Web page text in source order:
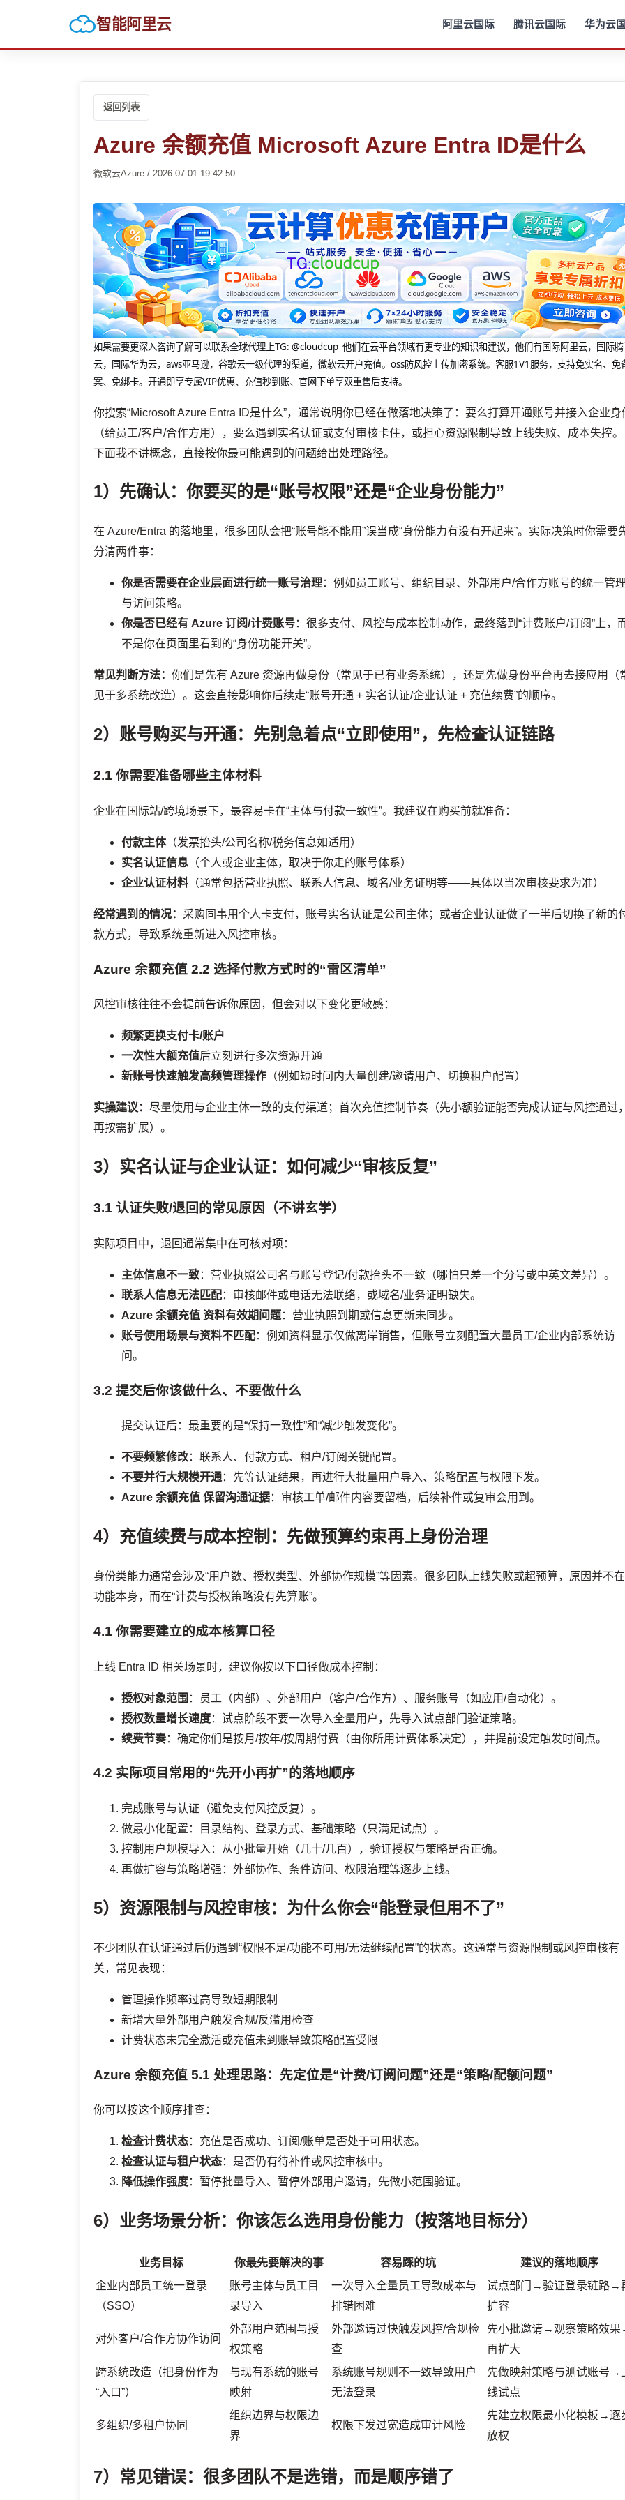
智能阿里云 阿里云国际 腾讯云国际 华为云
返回列表
Azure 余额充值 Microsoft Azure Entra ID是什么
微软云Azure / 2026-07-01 19:42:50
如果需要更深入咨询了解可以联系全球代理上TG: @cloudcup 他们在云平台领域有更专业的知识和建议，他们有国际阿里云，国际
云，国际华为云，aws亚马逊，谷歌云一级代理的渠道，微软云开户充值。oss防风控上传加密系统。客服1V1服务，支持免实名、免
案、免绑卡。开通即享专属VIP优惠、充值秒到账、官网下单享双重售后支持。
你搜索“Microsoft Azure Entra ID是什么”，通常说明你已经在做落地决策了：要么打算开通账号并接入企业身
（给员工/客户/合作方用），要么遇到实名认证或支付审核卡住，或担心资源限制导致上线失败、成本失控。
下面我不讲概念，直接按你最可能遇到的问题给出处理路径。
1）先确认：你要买的是“账号权限”还是“企业身份能力”
在 Azure/Entra 的落地里，很多团队会把“账号能不能用”误当成“身份能力有没有开起来”。实际决策时你需要
分清两件事：
你是否需要在企业层面进行统一账号治理：例如员工账号、组织目录、外部用户/合作方账号的统一管
与访问策略。
你是否已经有 Azure 订阅/计费账号：很多支付、风控与成本控制动作，最终落到“计费账户/订阅”上，
不是你在页面里看到的“身份功能开关”。
常见判断方法：你们是先有 Azure 资源再做身份（常见于已有业务系统），还是先做身份平台再去接应用（
见于多系统改造）。这会直接影响你后续走“账号开通 + 实名认证/企业认证 + 充值续费”的顺序。
2）账号购买与开通：先别急着点“立即使用”，先检查认证链路
2.1 你需要准备哪些主体材料
企业在国际站/跨境场景下，最容易卡在“主体与付款一致性”。我建议在购买前就准备：
付款主体（发票抬头/公司名称/税务信息如适用）
实名认证信息 （个人或企业主体，取决于你走的账号体系）
企业认证材料 （通常包括营业执照、联系人信息、域名/业务证明等——具体以当次审核要求为准）
经常遇到的情况： 采购同事用个人卡支付，账号实名认证是公司主体；或者企业认证做了一半后切换了新的
款方式，导致系统重新进入风控审核。
Azure 余额充值 2.2 选择付款方式时的“雷区清单”
风控审核往往不会提前告诉你原因，但会对以下变化更敏感：
频繁更换支付卡/账户
一次性大额充值后立刻进行多次资源开通
新账号快速触发高频管理操作 （例如短时间内大量创建/邀请用户、切换租户配置）
实操建议：尽量使用与企业主体一致的支付渠道；首次充值控制节奏（先小额验证能否完成认证与风控通过
再按需扩展）。
3）实名认证与企业认证：如何减少“审核反复”
3.1 认证失败/退回的常见原因（不讲玄学）
实际项目中，退回通常集中在可核对项：
主体信息不一致：营业执照公司名与账号登记/付款抬头不一致（哪怕只差一个分号或中英文差异）。
联系人信息无法匹配：审核邮件或电话无法联络，或域名/业务证明缺失。
Azure 余额充值 资料有效期问题：营业执照到期或信息更新未同步。
账号使用场景与资料不匹配：例如资料显示仅做离岸销售，但账号立刻配置大量员工/企业内部系统访
问。
3.2 提交后你该做什么、不要做什么
提交认证后：最重要的是“保持一致性”和“减少触发变化”。
不要频繁修改：联系人、付款方式、租户/订阅关键配置。
不要并行大规模开通：先等认证结果，再进行大批量用户导入、策略配置与权限下发。
Azure 余额充值 保留沟通证据：审核工单/邮件内容要留档，后续补件或复审会用到。
4）充值续费与成本控制：先做预算约束再上身份治理
身份类能力通常会涉及“用户数、授权类型、外部协作规模”等因素。很多团队上线失败或超预算，原因并不在
功能本身，而在“计费与授权策略没有先算账”。
4.1 你需要建立的成本核算口径
上线 Entra ID 相关场景时，建议你按以下口径做成本控制：
授权对象范围 ：员工（内部）、外部用户（客户/合作方）、服务账号（如应用/自动化）。
授权数量增长速度：试点阶段不要一次导入全量用户，先导入试点部门验证策略。
续费节奏：确定你们是按月/按年/按周期付费（由你所用计费体系决定），并提前设定触发时间点。
4.2 实际项目常用的“先开小再扩”的落地顺序
完成账号与认证（避免支付风控反复）。
做最小化配置：目录结构、登录方式、基础策略（只满足试点）。
控制用户规模导入：从小批量开始（几十/几百），验证授权与策略是否正确。
再做扩容与策略增强：外部协作、条件访问、权限治理等逐步上线。
5）资源限制与风控审核：为什么你会“能登录但用不了”
不少团队在认证通过后仍遇到“权限不足/功能不可用/无法继续配置”的状态。这通常与资源限制或风控审核有
关，常见表现：
管理操作频率过高导致短期限制
新增大量外部用户触发合规/反滥用检查
计费状态未完全激活或充值未到账导致策略配置受限
Azure 余额充值 5.1 处理思路：先定位是“计费/订阅问题”还是“策略/配额问题”
你可以按这个顺序排查：
检查计费状态：充值是否成功、订阅/账单是否处于可用状态。
检查认证与租户状态：是否仍有待补件或风控审核中。
降低操作强度：暂停批量导入、暂停外部用户邀请，先做小范围验证。
6）业务场景分析：你该怎么选用身份能力（按落地目标分）
业务目标 你最先要解决的事 容易踩的坑
建议的落地顺序
企业内部员工统一登录
（SSO）
账号主体与员工目
录导入
一次导入全量员工导致成本与
排错困难
试点部门→验证登录链路→
扩容
对外客户/合作方协作访问
外部用户范围与授
权策略
外部邀请过快触发风控/合规检
查
先小批邀请→观察策略效
再扩大
跨系统改造（把身份作为
“入口”）
与现有系统的账号
映射
系统账号规则不一致导致用户
无法登录
先做映射策略与测试账号→
线试点
多组织/多租户协同
组织边界与权限边
界
权限下发过宽造成审计风险
先建立权限最小化模板→逐
放权
7）常见错误：很多团队不是选错，而是顺序错了